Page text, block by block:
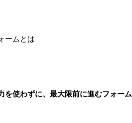
ームとは
を使わずに、最大限前に進むフォーム